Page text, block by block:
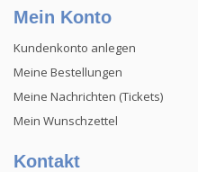
Mein Konto
Kundenkonto anlegen
Meine Bestellungen
Meine Nachrichten (Tickets)
Mein Wunschzettel
Kontakt